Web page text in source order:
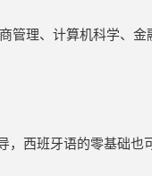
管理、计算机科学、
西班牙语的零基础也